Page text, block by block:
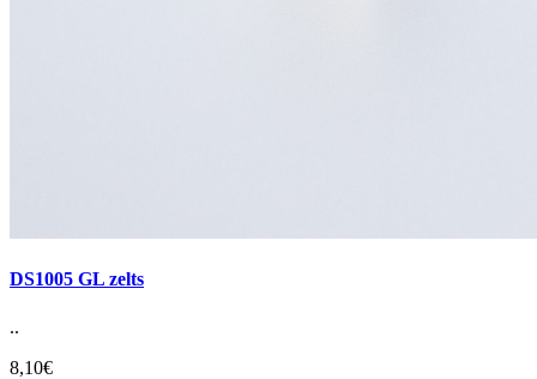
DS1005 GL zelts
..
8,10€